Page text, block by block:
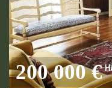
200 000 €